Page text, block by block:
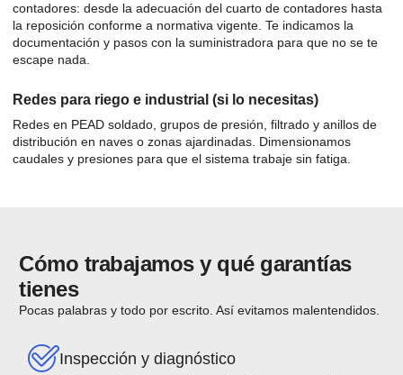
contadores: desde la adecuación del cuarto de contadores hasta
la reposición conforme a normativa vigente. Te indicamos la
documentación y pasos con la suministradora para que no se te
escape nada.
Redes para riego e industrial (si lo necesitas)
Redes en PEAD soldado, grupos de presión, filtrado y anillos de
distribución en naves o zonas ajardinadas. Dimensionamos
caudales y presiones para que el sistema trabaje sin fatiga.
Cómo trabajamos y qué garantías
tienes
Pocas palabras y todo por escrito. Así evitamos malentendidos.
Inspección y diagnóstico